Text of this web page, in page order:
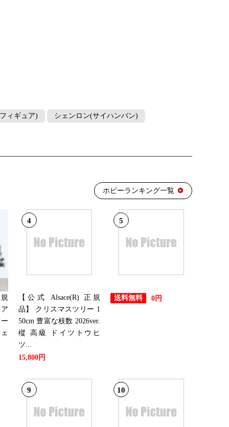
ィギュア) シェンロン(サイハンバン)
ホビーランキング一覧
4
【公式 Alsace(R) 正規
品】 クリスマスツリー 1
50cm 豊富な枝数 2026ver.
樅 高級 ドイツトウヒ
ツ...
15,800円
5
送料無料 0円
9 10